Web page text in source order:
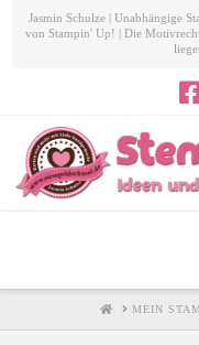
Jasmin Schulze | Unabhängige
von Stampin' Up! | Die
HOMEMEIN